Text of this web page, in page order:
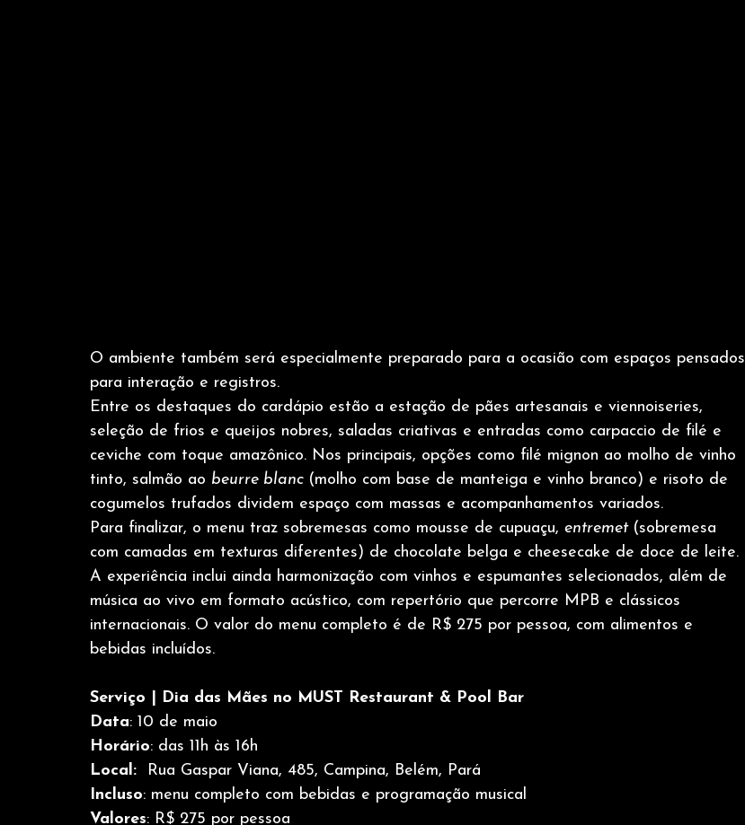
O ambiente também será especialmente preparado para a ocasião com espaços pensados
para interação e registros.
Entre os destaques do cardápio estão a estação de pães artesanais e viennoiseries,
seleção de frios e queijos nobres, saladas criativas e entradas como carpaccio de filé e
ceviche com toque amazônico. Nos principais, opções como filé mignon ao molho de vinho
tinto, salmão ao beurre blanc (molho com base de manteiga e vinho branco) e risoto de
cogumelos trufados dividem espaço com massas e acompanhamentos variados.
Para finalizar, o menu traz sobremesas como mousse de cupuaçu, entremet (sobremesa
com camadas em texturas diferentes) de chocolate belga e cheesecake de doce de leite.
A experiência inclui ainda harmonização com vinhos e espumantes selecionados, além de
música ao vivo em formato acústico, com repertório que percorre MPB e clássicos
internacionais. O valor do menu completo é de R$ 275 por pessoa, com alimentos e
bebidas incluídos.
Serviço | Dia das Mães no MUST Restaurant & Pool Bar
Data: 10 de maio
Horário: das 11h às 16h
Local:
Rua Gaspar Viana, 485, Campina, Belém, Pará
Incluso: menu completo com bebidas e programação musical
Valores: R$ 275 por pessoa